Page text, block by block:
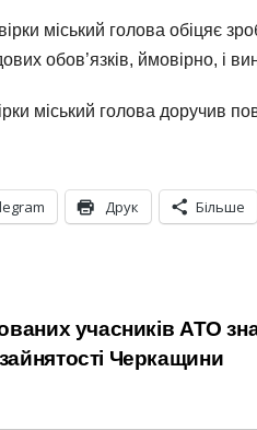
міський голова обіцяє
обов’язків, ймовірно, і
міський голова доручив
Друк Більше
учасників АТО
Черкащини